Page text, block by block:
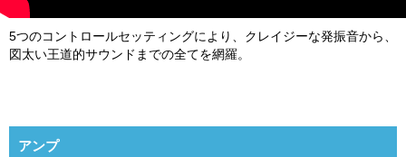
5つのコントロールセッティングにより、クレイジーな発振音から、
図太い王道的サウンドまでの全てを網羅。
アンプ